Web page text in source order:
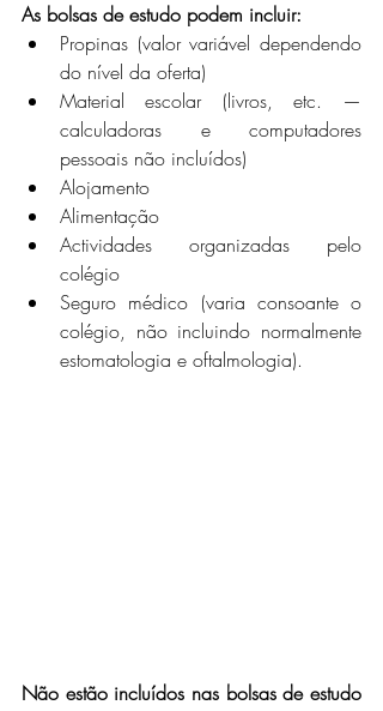
As bolsas de estudo podem incluir:
Propinas (valor variável dependendo
do nível da oferta)
Material escolar (livros, etc. —
calculadoras e computadores
pessoais não incluídos)
Alojamento
Alimentação
Actividades organizadas pelo
colégio
Seguro médico (varia consoante o
colégio, não incluindo normalmente
estomatologia e oftalmologia).
Não estão incluídos nas bolsas de estudo